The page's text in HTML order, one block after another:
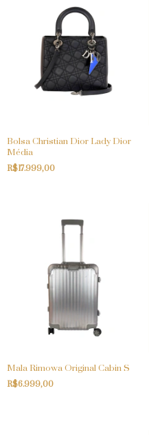
Bolsa Christian Dior Lady Dior
Média
R$17.999,00
Mala Rimowa Original Cabin S
R$6.999,00